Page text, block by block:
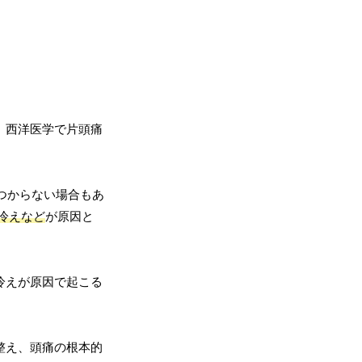
西洋医学で片頭痛
からない場合もあ
えなどが原因と
えが原因で起こる
え、頭痛の根本的